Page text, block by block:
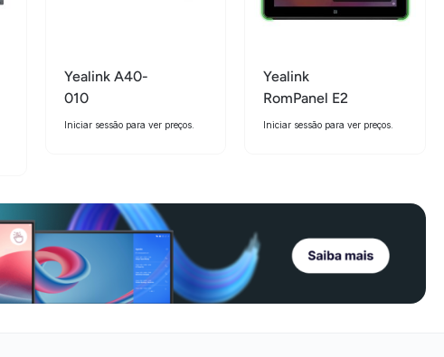
Yealink A40-
010
Iniciar sessão para ver preços.
Yealink
RomPanel E2
Iniciar sessão para ver preços.